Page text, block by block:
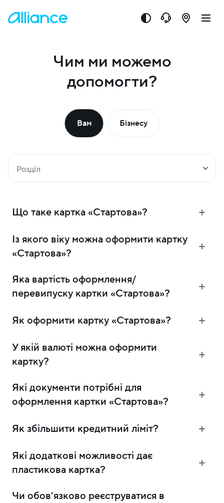
Чим ми можемо
допомогти?
Вам Бізнесу
Розділ
Що таке картка «Стартова»?
Із якого віку можна оформити картку
«Стартова»?
Яка вартість оформлення/
перевипуску картки «Стартова»?
Як оформити картку «Стартова»?
У якій валюті можна оформити
картку?
Які документи потрібні для
оформлення картки «Стартова»?
Як збільшити кредитний ліміт?
Які додаткові можливості дає
пластикова картка?
Чи обовʼязково реєструватися в